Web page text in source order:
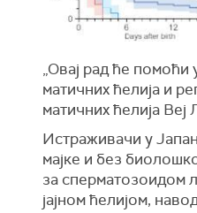
„Овај рад ће
матичних ћелија и
матичних ћелија Веј
Истраживачи у
мајке и без
за сперматозоидом
јајном ћелијом,